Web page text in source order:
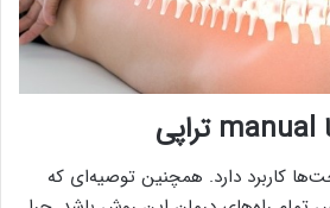
کاربرد دارد. همچنین توصیه‌ای که